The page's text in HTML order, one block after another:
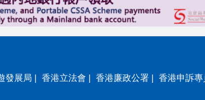
發展局 香港立法會 香港廉政公署
香港申訴